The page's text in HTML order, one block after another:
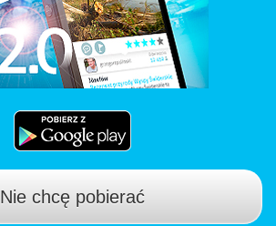
Nie chcę pobierać